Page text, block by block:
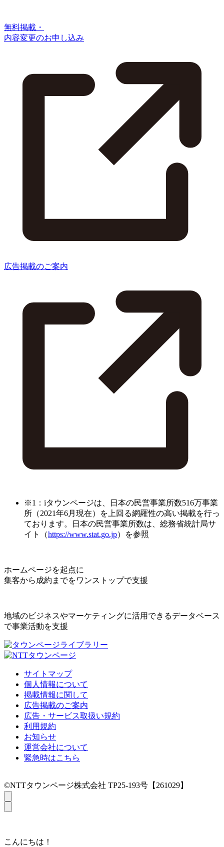
無料掲載・
内容変更のお申し込み
広告掲載のご案内
※1：iタウンページは、日本の民営事業所数516万事業
所（2021年6月現在）を上回る網羅性の高い掲載を行っ
ております。日本の民営事業所数は、総務省統計局サ
イト（https://www.stat.go.jp）を参照
ホームページを起点に
集客から成約までをワンストップで支援
地域のビジネスやマーケティングに活用できるデータベース
で事業活動を支援
サイトマップ
個人情報について
掲載情報に関して
広告掲載のご案内
広告・サービス取扱い規約
利用規約
お知らせ
運営会社について
緊急時はこちら
©NTTタウンページ株式会社 TP25-193号【261029】
こんにちは！